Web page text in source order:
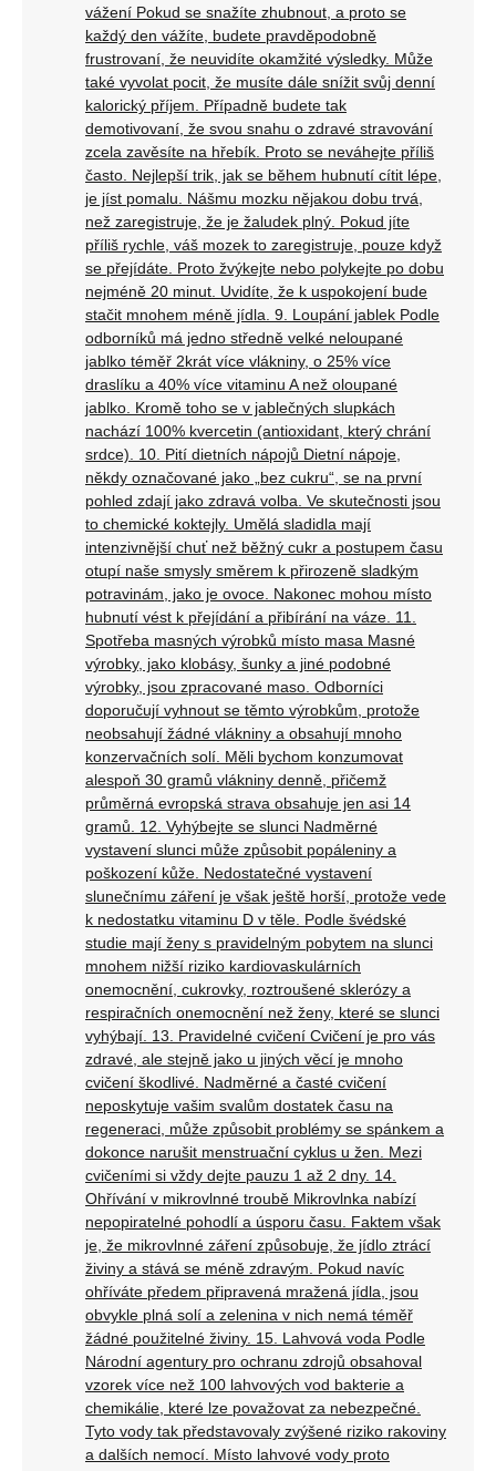
vážení Pokud se snažíte zhubnout, a proto se
každý den vážíte, budete pravděpodobně
frustrovaní, že neuvidíte okamžité výsledky. Může
také vyvolat pocit, že musíte dále snížit svůj denní
kalorický příjem. Případně budete tak
demotivovaní, že svou snahu o zdravé stravování
zcela zavěsíte na hřebík. Proto se neváhejte příliš
často. Nejlepší trik, jak se během hubnutí cítit lépe,
je jíst pomalu. Nášmu mozku nějakou dobu trvá,
než zaregistruje, že je žaludek plný. Pokud jíte
příliš rychle, váš mozek to zaregistruje, pouze když
se přejídáte. Proto žvýkejte nebo polykejte po dobu
nejméně 20 minut. Uvidíte, že k uspokojení bude
stačit mnohem méně jídla. 9. Loupání jablek Podle
odborníků má jedno středně velké neloupané
jablko téměř 2krát více vlákniny, o 25% více
draslíku a 40% více vitaminu A než oloupané
jablko. Kromě toho se v jablečných slupkách
nachází 100% kvercetin (antioxidant, který chrání
srdce). 10. Pití dietních nápojů Dietní nápoje,
někdy označované jako „bez cukru“, se na první
pohled zdají jako zdravá volba. Ve skutečnosti jsou
to chemické koktejly. Umělá sladidla mají
intenzivnější chuť než běžný cukr a postupem času
otupí naše smysly směrem k přirozeně sladkým
potravinám, jako je ovoce. Nakonec mohou místo
hubnutí vést k přejídání a přibírání na váze. 11.
Spotřeba masných výrobků místo masa Masné
výrobky, jako klobásy, šunky a jiné podobné
výrobky, jsou zpracované maso. Odborníci
doporučují vyhnout se těmto výrobkům, protože
neobsahují žádné vlákniny a obsahují mnoho
konzervačních solí. Měli bychom konzumovat
alespoň 30 gramů vlákniny denně, přičemž
průměrná evropská strava obsahuje jen asi 14
gramů. 12. Vyhýbejte se slunci Nadměrné
vystavení slunci může způsobit popáleniny a
poškození kůže. Nedostatečné vystavení
slunečnímu záření je však ještě horší, protože vede
k nedostatku vitaminu D v těle. Podle švédské
studie mají ženy s pravidelným pobytem na slunci
mnohem nižší riziko kardiovaskulárních
onemocnění, cukrovky, roztroušené sklerózy a
respiračních onemocnění než ženy, které se slunci
vyhýbají. 13. Pravidelné cvičení Cvičení je pro vás
zdravé, ale stejně jako u jiných věcí je mnoho
cvičení škodlivé. Nadměrné a časté cvičení
neposkytuje vašim svalům dostatek času na
regeneraci, může způsobit problémy se spánkem a
dokonce narušit menstruační cyklus u žen. Mezi
cvičeními si vždy dejte pauzu 1 až 2 dny. 14.
Ohřívání v mikrovlnné troubě Mikrovlnka nabízí
nepopiratelné pohodlí a úsporu času. Faktem však
je, že mikrovlnné záření způsobuje, že jídlo ztrácí
živiny a stává se méně zdravým. Pokud navíc
ohříváte předem připravená mražená jídla, jsou
obvykle plná solí a zelenina v nich nemá téměř
žádné použitelné živiny. 15. Lahvová voda Podle
Národní agentury pro ochranu zdrojů obsahoval
vzorek více než 100 lahvových vod bakterie a
chemikálie, které lze považovat za nebezpečné.
Tyto vody tak představovaly zvýšené riziko rakoviny
a dalších nemocí. Místo lahvové vody proto